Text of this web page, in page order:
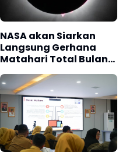
NASA akan Siarkan
Langsung Gerhana
Matahari Total Bulan
Agustus